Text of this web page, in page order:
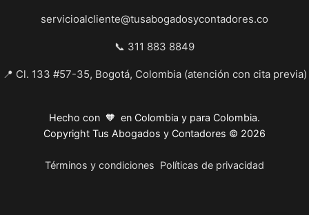
servicioalcliente@tusabogadosycontadores.co
📞 311 883 8849
📍 Cl. 133 #57-35, Bogotá, Colombia (atención con cita previa)
Hecho con 🧡 en Colombia y para Colombia.
Copyright Tus Abogados y Contadores © 2026
Términos y condiciones Políticas de privacidad